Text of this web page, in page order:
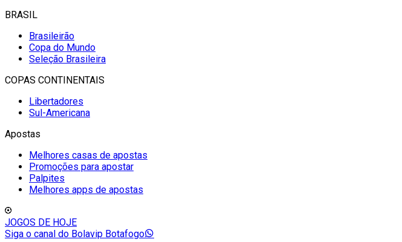
BRASIL
Brasileirão
Copa do Mundo
Seleção Brasileira
COPAS CONTINENTAIS
Libertadores
Sul-Americana
Apostas
Melhores casas de apostas
Promoções para apostar
Palpites
Melhores apps de apostas
JOGOS DE HOJE
Siga o canal do Bolavip Botafogo